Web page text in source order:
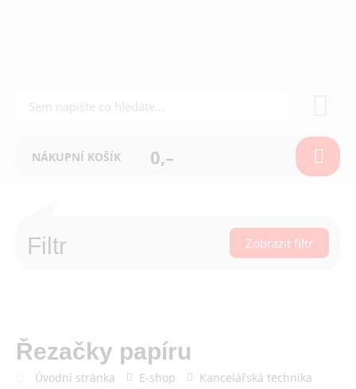
NÁKUPNÍ KOŠÍK 0,–
Filtr Zobrazit filtr
Řezačky papíru
Úvodní stránka E-shop
Kancelářská technika